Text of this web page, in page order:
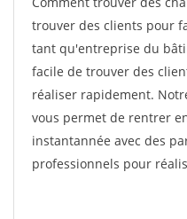
trouver des clients pour
tant qu'entreprise du
facile de trouver des
réaliser rapidement.
vous permet de rentrer
instantannée avec des
professionnels pour